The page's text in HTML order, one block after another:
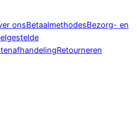
onsBetaalmethodesBezorg- en
Retourneren